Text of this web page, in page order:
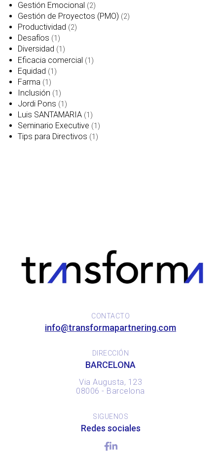
Gestión Emocional (2)
Gestión de Proyectos (PMO) (2)
Productividad (2)
Desafíos (1)
Diversidad (1)
Eficacia comercial (1)
Equidad (1)
Farma (1)
Inclusión (1)
Jordi Pons (1)
Luis SANTAMARIA (1)
Seminario Executive (1)
Tips para Directivos (1)
CONTACTO
info@transformapartnering.com
DIRECCIÓN
BARCELONA
Via Augusta, 123
08006 - Barcelona
SIGUENOS
Redes sociales